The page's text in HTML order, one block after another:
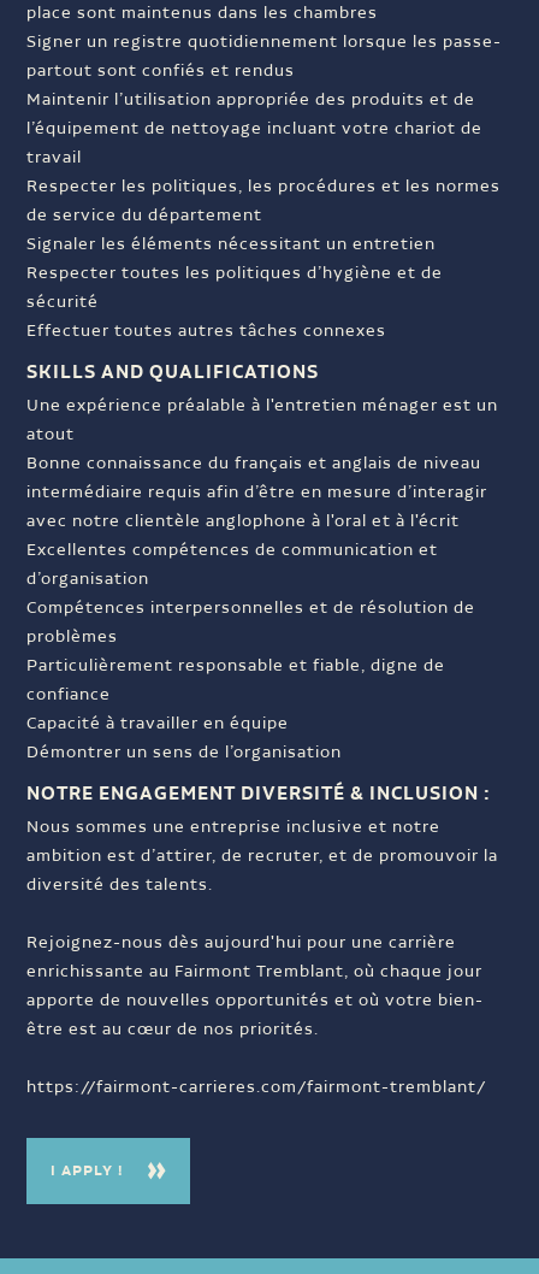
place sont maintenus dans les chambres
Signer un registre quotidiennement lorsque les passe-
partout sont confiés et rendus
Maintenir l’utilisation appropriée des produits et de
l’équipement de nettoyage incluant votre chariot de
travail
Respecter les politiques, les procédures et les normes
de service du département
Signaler les éléments nécessitant un entretien
Respecter toutes les politiques d’hygiène et de
sécurité
Effectuer toutes autres tâches connexes
SKILLS AND QUALIFICATIONS
Une expérience préalable à l'entretien ménager est un
atout
Bonne connaissance du français et anglais de niveau
intermédiaire requis afin d’être en mesure d’interagir
avec notre clientèle anglophone à l'oral et à l'écrit
Excellentes compétences de communication et
d’organisation
Compétences interpersonnelles et de résolution de
problèmes
Particulièrement responsable et fiable, digne de
confiance
Capacité à travailler en équipe
Démontrer un sens de l’organisation
NOTRE ENGAGEMENT DIVERSITÉ & INCLUSION :
Nous sommes une entreprise inclusive et notre
ambition est d’attirer, de recruter, et de promouvoir la
diversité des talents.
Rejoignez-nous dès aujourd'hui pour une carrière
enrichissante au Fairmont Tremblant, où chaque jour
apporte de nouvelles opportunités et où votre bien-
être est au cœur de nos priorités.
https://fairmont-carrieres.com/fairmont-tremblant/
I APPLY !